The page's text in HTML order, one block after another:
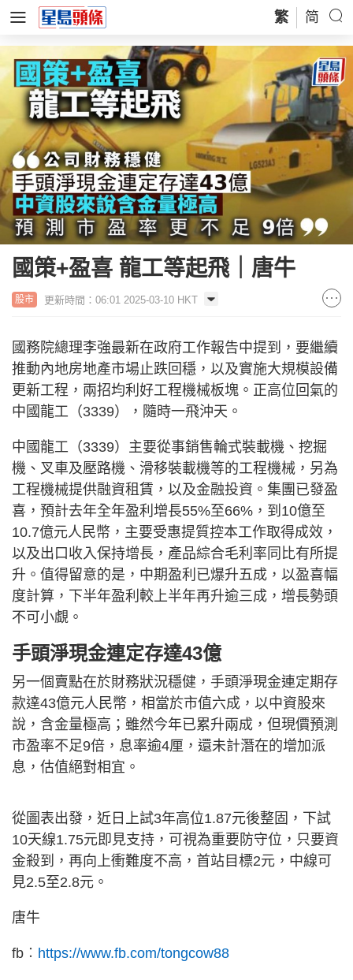
繁 简
國策+盈喜 龍工等起飛｜唐牛
股市 更新時間：06:01 2025-03-10 HKT
國務院總理李強最新在政府工作報告中提到，要繼續
推動內地房地產市場止跌回穩，以及實施大規模設備
更新工程，兩招均利好工程機械板塊。正高位回氣的
中國龍工（3339），隨時一飛沖天。
中國龍工（3339）主要從事銷售輪式裝載機、挖掘
機、叉車及壓路機、滑移裝載機等的工程機械，另為
工程機械提供融資租賃，以及金融投資。集團已發盈
喜，預計去年全年盈利增長55%至66%，到10億至
10.7億元人民幣，主要受惠提質控本工作取得成效，
以及出口收入保持增長，產品綜合毛利率同比有所提
升。值得留意的是，中期盈利已爆升五成，以盈喜幅
度計算，下半年盈利較上半年再升逾三成，增長勢頭
不可小覷。
手頭淨現金連定存達43億
另一個賣點在於財務狀況穩健，手頭淨現金連定期存
款達43億元人民幣，相當於市值六成，以中資股來
說，含金量極高；雖然今年已累升兩成，但現價預測
市盈率不足9倍，息率逾4厘，還未計潛在的增加派
息，估值絕對相宜。
從圖表出發，近日上試3年高位1.87元後整固，下試
10天線1.75元即見支持，可視為重要防守位，只要資
金殺到，再向上衝難度不高，首站目標2元，中線可
見2.5至2.8元。
唐牛
fb︰ https://www.fb.com/tongcow88